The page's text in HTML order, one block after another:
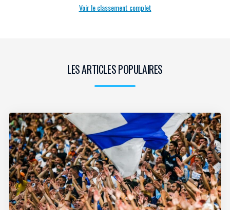
Voir le classement complet
LES ARTICLES POPULAIRES